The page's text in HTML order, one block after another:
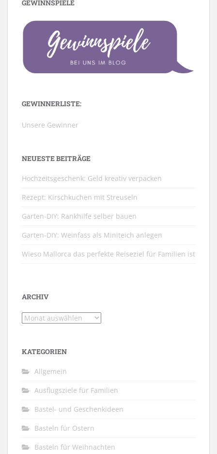
GEWINNSPIELE
GEWINNERLISTE:
Unsere Gewinner
NEUESTE BEITRÄGE
Hochzeitsgeschenk: Geld kreativ verpacken
Rezept: Kirschkuchen mit Streuseln
Garten-DIY: Rankhilfe selber bauen
Garten-DIY: Weinfass als Miniteich anlegen
Wieso Mallorca das perfekte Reiseziel für Familien ist
ARCHIV
Archiv
KATEGORIEN
Allgemein
Ausflugsziele für Familien
Bastel- und Geschenkideen
Basteln für Ostern
Basteln für Weihnachten